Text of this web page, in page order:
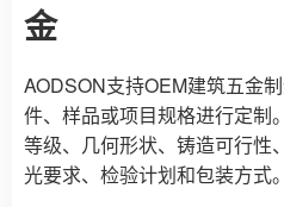
金
AODSON支持OEM建筑五金
件、样品或项目规格进行定制
等级、几何形状、铸造可行性
光要求、检验计划和包装方式